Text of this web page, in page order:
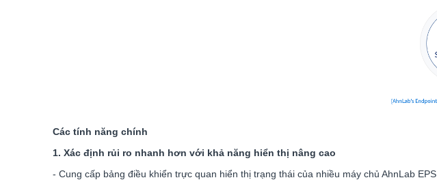
Các tính năng chính
1. Xác định rủi ro nhanh hơn với khả năng hiển thị nâng cao
- Cung cấp bảng điều khiển trực quan hiển thị trạng thái của nhiều máy chủ AhnLab EPS